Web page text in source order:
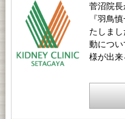
菅沼院長
『羽鳥
たしま
動につ
様が出